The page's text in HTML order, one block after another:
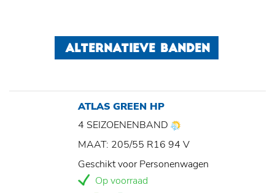
ALTERNATIEVE BANDEN
ATLAS GREEN HP
4 SEIZOENENBAND
MAAT: 205/55 R16 94 V
Geschikt voor Personenwagen
Op voorraad